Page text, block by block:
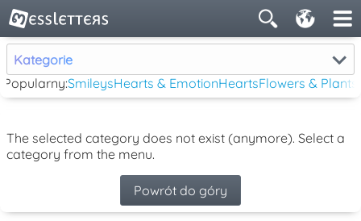
Kategorie
Popularny:SmileysHearts & EmotionHeartsFlowers & Plants
The selected category does not exist (anymore). Select a
category from the menu.
Powrót do góry